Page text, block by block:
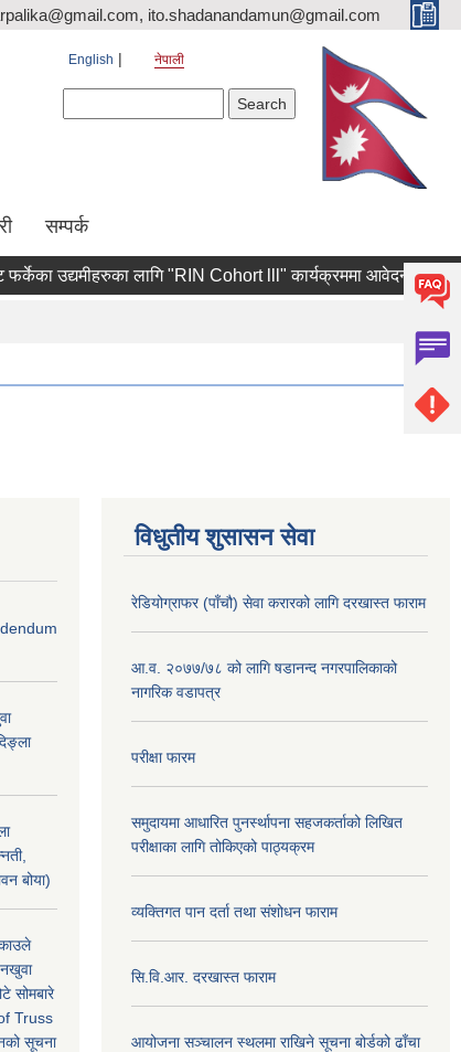
ito.shadanandamun@gmail.com
English नेपाली
सम्पर्क
उद्यमीहरुका लागि "RIN Cohort lll" कार्यक्रममा आवेदन पेश गर्ने
बोया)
सोमबारे
Truss
सूचना
विधुतीय शुसासन सेवा
रेडियोग्राफर (पाँचौ) सेवा करारको लागि दरखास्त फाराम
आ.व. २०७७/७८ को लागि षडानन्द नगरपालिकाको
नागरिक वडापत्र
परीक्षा फारम
समुदायमा आधारित पुनर्स्थापना सहजकर्ताको लिखित
परीक्षाका लागि तोकिएको पाठ्यक्रम
व्यक्तिगत पान दर्ता तथा संशोधन फाराम
सि.वि.आर. दरखास्त फाराम
आयोजना सञ्चालन स्थलमा राखिने सूचना बोर्डको ढाँचा